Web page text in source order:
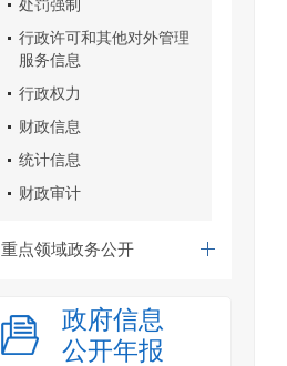
处罚强制
行政许可和其他对外管理
服务信息
行政权力
财政信息
统计信息
财政审计
重点领域政务公开
政府信息
公开年报